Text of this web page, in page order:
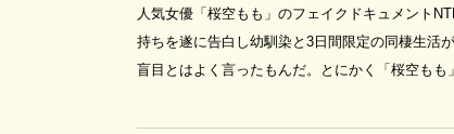
人気女優「桜空もも」のフェイクドキュメント
持ちを遂に告白し幼馴染と3日間限定の同棲生活
盲目とはよく言ったもんだ。とにかく「桜空もも